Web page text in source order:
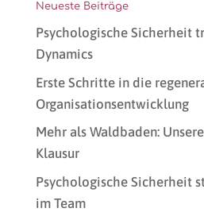
Neueste Beiträge
Psychologische Sicherheit
Dynamics
Erste Schritte in die
Organisationsentwicklung
Mehr als Waldbaden:
Klausur
Psychologische Sicherheit
im Team